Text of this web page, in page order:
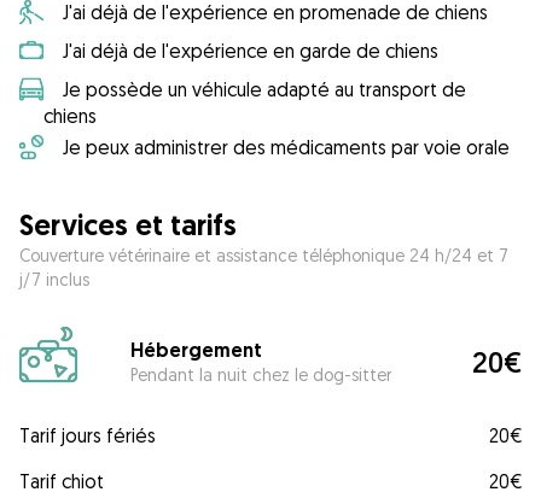
J'ai déjà de l'expérience en promenade de chiens
J'ai déjà de l'expérience en garde de chiens
Je possède un véhicule adapté au transport de
chiens
Je peux administrer des médicaments par voie orale
Services et tarifs
Couverture vétérinaire et assistance téléphonique 24 h/24 et 7
j/7 inclus
Hébergement
Pendant la nuit chez le dog-sitter 20€
Tarif jours fériés
20€
Tarif chiot
20€